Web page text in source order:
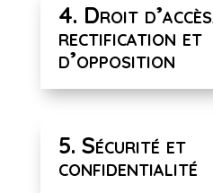
4. Droit
rectification et
d’opposition
5. Sécurité et
confidentialité